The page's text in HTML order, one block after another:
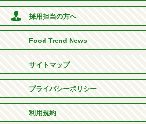
採用担当の方へ
Food Trend News
サイトマップ
プライバシーポリシー
利用規約